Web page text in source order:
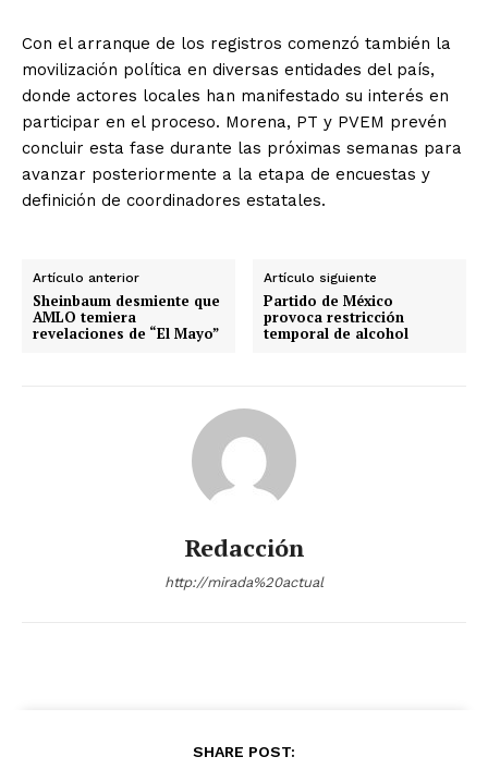
Con el arranque de los registros comenzó también la
movilización política en diversas entidades del país,
donde actores locales han manifestado su interés en
participar en el proceso. Morena, PT y PVEM prevén
concluir esta fase durante las próximas semanas para
avanzar posteriormente a la etapa de encuestas y
definición de coordinadores estatales.
Artículo anterior
Sheinbaum desmiente que
AMLO temiera
revelaciones de “El Mayo”
Artículo siguiente
Partido de México
provoca restricción
temporal de alcohol
Redacción
http://mirada%20actual
SHARE POST: